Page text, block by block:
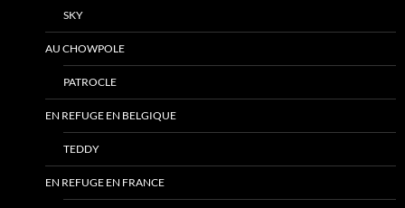
SKY
AU CHOWPOLE
PATROCLE
EN REFUGE EN BELGIQUE
TEDDY
EN REFUGE EN FRANCE